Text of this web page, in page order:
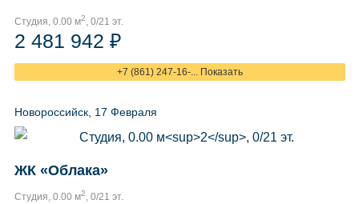
Студия, 0.00 м2, 0/21 эт.
2 481 942 ₽
+7 (861) 247-16-... Показать
Новороссийск, 17 Февраля
ЖК «Облака»
Студия, 0.00 м2, 0/21 эт.